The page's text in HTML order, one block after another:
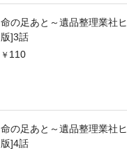
命の足あと～遺品整理業社
版]3話
110
命の足あと～遺品整理業社
版]4話